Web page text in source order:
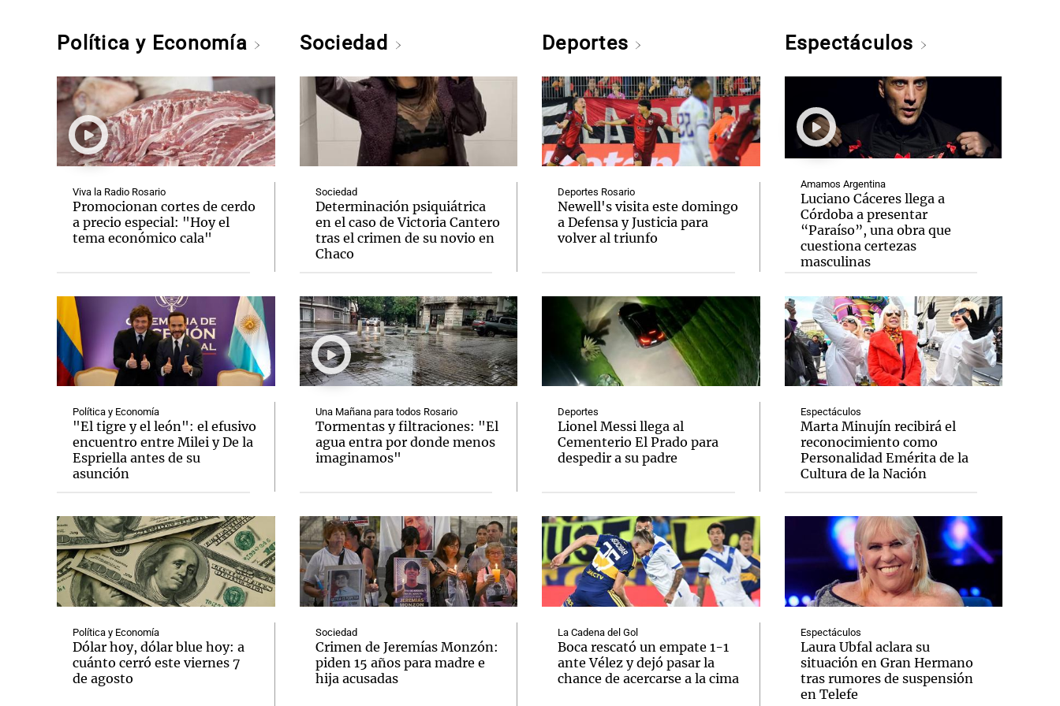
Política y Economía
Viva la Radio Rosario
Promocionan cortes de cerdo
a precio especial: "Hoy el
tema económico cala"
Política y Economía
"El tigre y el león": el efusivo
encuentro entre Milei y De la
Espriella antes de su
asunción
Política y Economía
Dólar hoy, dólar blue hoy: a
cuánto cerró este viernes 7
de agosto
Sociedad
Sociedad
Determinación psiquiátrica
en el caso de Victoria Cantero
tras el crimen de su novio en
Chaco
Una Mañana para todos Rosario
Tormentas y filtraciones: "El
agua entra por donde menos
imaginamos"
Sociedad
Crimen de Jeremías Monzón:
piden 15 años para madre e
hija acusadas
Deportes
Deportes Rosario
Newell's visita este domingo
a Defensa y Justicia para
volver al triunfo
Deportes
Lionel Messi llega al
Cementerio El Prado para
despedir a su padre
La Cadena del Gol
Boca rescató un empate 1-1
ante Vélez y dejó pasar la
chance de acercarse a la cima
Espectáculos
Amamos Argentina
Luciano Cáceres llega a
Córdoba a presentar
“Paraíso”, una obra que
cuestiona certezas
masculinas
Espectáculos
Marta Minujín recibirá el
reconocimiento como
Personalidad Emérita de la
Cultura de la Nación
Espectáculos
Laura Ubfal aclara su
situación en Gran Hermano
tras rumores de suspensión
en Telefe
Notas Notas
El huracán de Arequito Cadena 3 en Groenlandia
Notas